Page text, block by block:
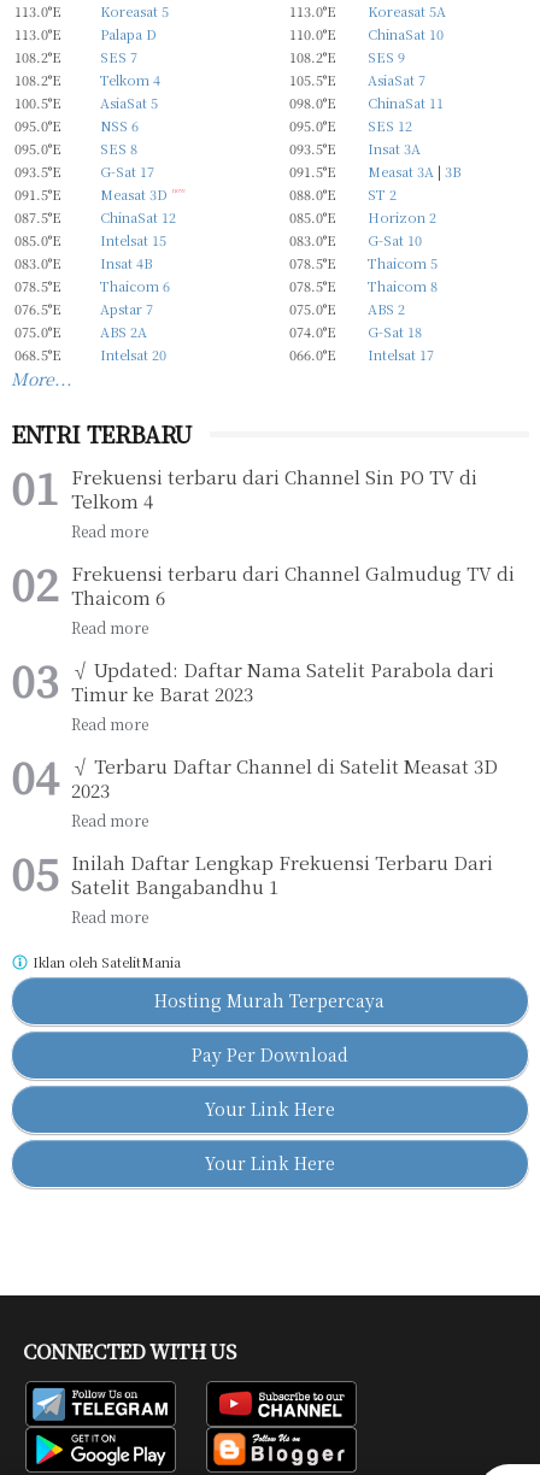
113.0°E
Koreasat 5 113.0°E
Koreasat 5A
113.0°E
Palapa D 110.0°E
ChinaSat 10
108.2°E
SES 7 108.2°E
SES 9
108.2°E
Telkom 4 105.5°E
AsiaSat 7
100.5°E
AsiaSat 5 098.0°E
ChinaSat 11
095.0°E
NSS 6 095.0°E
SES 12
095.0°E
SES 8 093.5°E
Insat 3A
093.5°E
G-Sat 17 091.5°E Measat 3A| 3B
091.5°E
Measat 3D new 088.0°E
ST 2
087.5°E
ChinaSat 12 085.0°E
Horizon 2
085.0°E
Intelsat 15 083.0°E
G-Sat 10
083.0°E
Insat 4B 078.5°E
Thaicom 5
078.5°E
Thaicom 6 078.5°E
Thaicom 8
076.5°E
Apstar 7 075.0°E
ABS 2
075.0°E
ABS 2A 074.0°E
G-Sat 18
068.5°E
Intelsat 20 066.0°E Intelsat 17
More...
ENTRI TERBARU
Frekuensi terbaru dari Channel Sin PO TV di
Telkom 4
Frekuensi terbaru dari Channel Galmudug TV di
Thaicom 6
√ Updated: Daftar Nama Satelit Parabola dari
Timur ke Barat 2023
√ Terbaru Daftar Channel di Satelit Measat 3D
2023
Inilah Daftar Lengkap Frekuensi Terbaru Dari
Satelit Bangabandhu 1
Hosting Murah Terpercaya
Pay Per Download
Your Link Here
Your Link Here
Iklan oleh SatelitMania
CONNECTED WITH US